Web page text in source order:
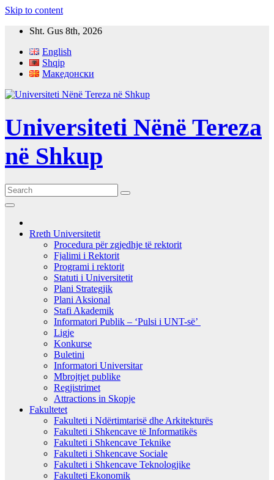
Skip to content
Sht. Gus 8th, 2026
English
Shqip
Македонски
Universiteti Nënë Tereza
në Shkup
Rreth Universitetit
Procedura për zgjedhje të rektorit
Fjalimi i Rektorit
Programi i rektorit
Statuti i Universitetit
Plani Strategjik
Plani Aksional
Stafi Akademik
Informatori Publik – ‘Pulsi i UNT-së’
Ligje
Konkurse
Buletini
Informatori Universitar
Mbrojtjet publike
Regjistrimet
Attractions in Skopje
Fakultetet
Fakulteti i Ndërtimtarisë dhe Arkitekturës
Fakulteti i Shkencave të Informatikës
Fakulteti i Shkencave Teknike
Fakulteti i Shkencave Sociale
Fakulteti i Shkencave Teknologjike
Fakulteti Ekonomik